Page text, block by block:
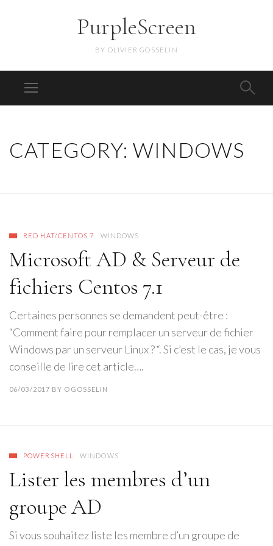
PurpleScreen
BY OLIVIER GOSSELIN
CATEGORY: WINDOWS
RED HAT/CENTOS 7 WINDOWS
Microsoft AD & Serveur de
fichiers Centos 7.1
Certaines personnes se demandent peut-être :
“Comment faire pour remplacer un serveur de fichier
Windows par un serveur Linux ? “. Si c’est le cas, je vous
conseille de lire cet article….
06/03/2017 BY OGOSSELIN
POWERSHELL WINDOWS
Lister les membres d’un
groupe AD
Si vous souhaitez liste les membre d’un groupe de